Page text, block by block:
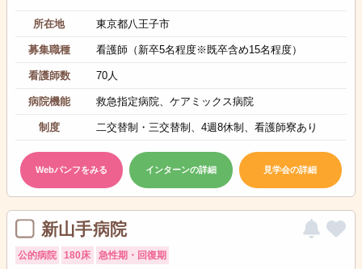
所在地 東京都八王子市
募集職種 看護師（新卒5名程度※既卒含め15名程度）
看護師数 70人
病院機能 救急指定病院、ケアミックス病院
制度 二交替制・三交替制、4週8休制、看護師寮あり
Webパンフをみる インターンの詳細 見学会の詳細
新山手病院
公的病院 180床 急性期・回復期